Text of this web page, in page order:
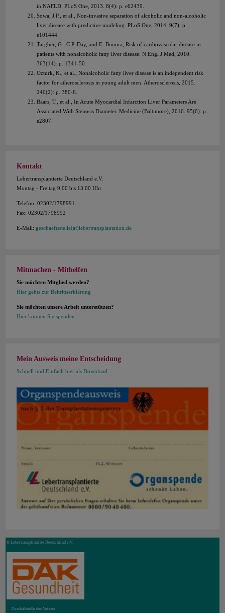
in NAFLD. PLoS One, 2013. 8(4): p. e62439.
Sowa, J.P., et al., Non-invasive separation of alcoholic and non-alcoholic
liver disease with predictive modeling. PLoS One, 2014. 9(7): p.
e101444.
Targher, G., C.P. Day, and E. Bonora, Risk of cardiovascular disease in
patients with nonalcoholic fatty liver disease. N Engl J Med, 2010.
363(14): p. 1341-50.
Ozturk, K., et al., Nonalcoholic fatty liver disease is an independent risk
factor for atherosclerosis in young adult men. Atherosclerosis, 2015.
240(2): p. 380-6.
Baars, T., et al., In Acute Myocardial Infarction Liver Parameters Are
Associated With Stenosis Diameter. Medicine (Baltimore), 2016. 95(6): p.
e2807.
Kontakt
Lebertransplantierte Deutschland e.V.
Montag - Freitag 9:00 bis 13:00 Uhr
Telefon: 02302/1798991
Fax: 02302/1798992
E-Mail: geschaeftsstelle(at)lebertransplantation.de
Mitmachen - Mithelfen
Sie möchten Mitglied werden?
Hier gehts zur Beitrittserklärung
Sie möchten unsere Arbeit unterstützen?
Hier können Sie spenden
Mein Ausweis meine Entscheidung
Schnell und Einfach hier als Download
© Lebertransplantierte Deutschland e.V.
Geschäftstelle des Vereins